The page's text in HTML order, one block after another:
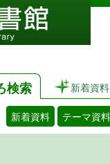
検索 新着資料
新着資料 テーマ資料